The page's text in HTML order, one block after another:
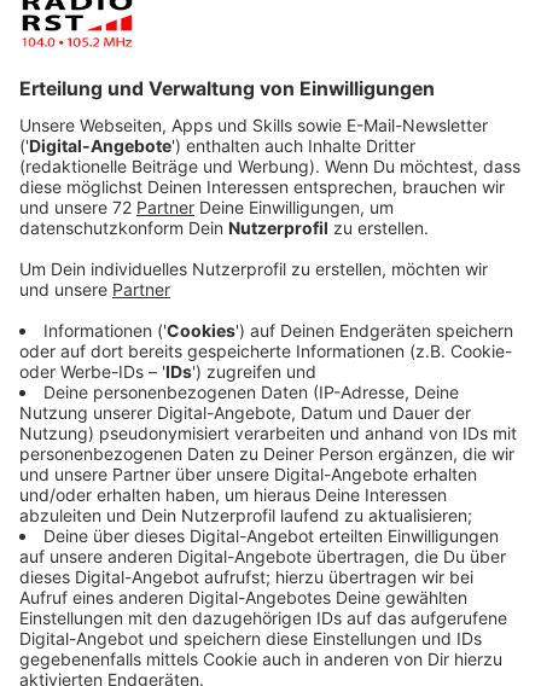
Gestern sind zwei prominente Gäste am Flughafen
Münster/Osnabrück (FMO) gelandet:
Bundesverteidigungsminister Boris Pistorius und sein
französischer Amtskollege Sébastien Lecornu. Anlass
des Treffens in Osnabrück war der Austausch über die
deutsch-französische Zusammenarbeit in der
Verteidigungspolitik.
Anzeige
Deutsch-französischer Schulterschluss in der
Verteidigungspolitik
Anzeige
Nach einem Gespräch mit Lecornu betonte Pistorius
die Bedeutung der Partnerschaft zwischen
Deutschland und Frankreich: „Europa braucht mehr